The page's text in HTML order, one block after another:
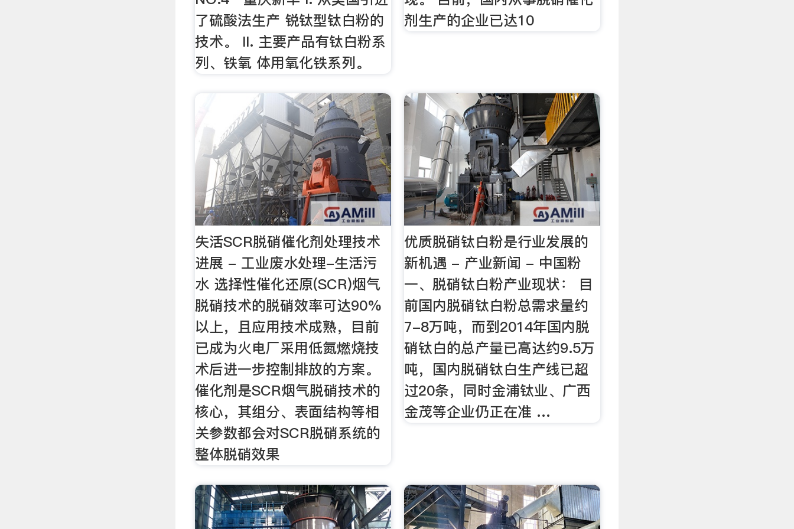
了硫酸法生产 锐钛型钛白粉的
技术。 II. 主要产品有钛白粉系
列、铁氧 体用氧化铁系列。
剂生产的企业已达10
失活SCR脱硝催化剂处理技术
进展 - 工业废水处理-生活污
水 选择性催化还原(SCR)烟气
脱硝技术的脱硝效率可达90%
以上，且应用技术成熟，目前
已成为火电厂采用低氮燃烧技
术后进一步控制排放的方案。
催化剂是SCR烟气脱硝技术的
核心，其组分、表面结构等相
关参数都会对SCR脱硝系统的
整体脱硝效果
优质脱硝钛白粉是行业发展的
新机遇 - 产业新闻 - 中国粉
一、脱硝钛白粉产业现状： 目
前国内脱硝钛白粉总需求量约
7-8万吨，而到2014年国内脱
硝钛白的总产量已高达约9.5万
吨，国内脱硝钛白生产线已超
过20条，同时金浦钛业、广西
金茂等企业仍正在准 …